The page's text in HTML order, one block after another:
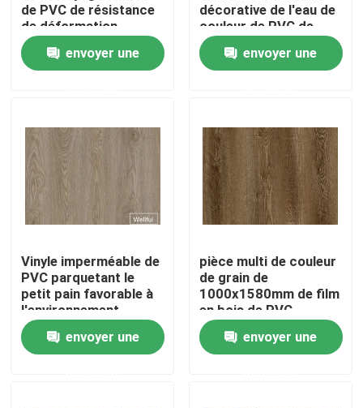
Products
About Us
Quality Control
Contact Us
Request A Quote
Film décoratif de PVC
de PVC de résistance
de déformation
envoyer une
décorative de l'eau de
couleur de PVC de
décor de film de grain
élégant en bois
envoyer une
Vinyle imperméable de
PVC parquetant le
petit pain favorable à
l'environnement
envoyer une
pièce multi de couleur
de grain de
1000x1580mm de film
en bois de PVC
décorative pour le
plancherenvoyer une